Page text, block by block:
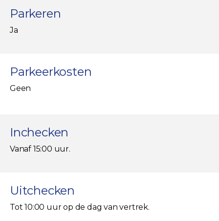
Parkeren
Ja
Parkeerkosten
Geen
Inchecken
Vanaf 15:00 uur.
Uitchecken
Tot 10:00 uur op de dag van vertrek.